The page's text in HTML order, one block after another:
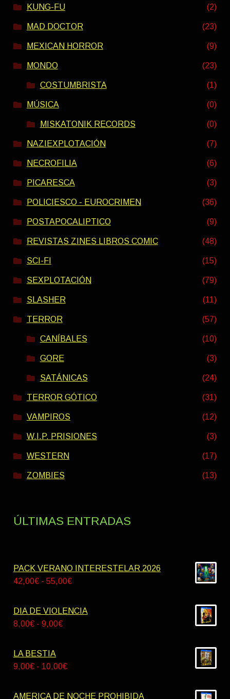
KUNG-FU (2)
MAD DOCTOR (23)
MEXICAN HORROR (9)
MONDO (23)
COSTUMBRISTA (1)
MÚSICA (0)
MISKATONIK RECORDS (0)
NAZIEXPLOTACIÓN (7)
NECROFILIA (6)
PICARESCA (3)
POLICIESCO - EUROCRIMEN (36)
POSTAPOCALIPTICO (9)
REVISTAS ZINES LIBROS COMIC (48)
SCI-FI (15)
SEXPLOTACIÓN (79)
SLASHER (11)
TERROR (57)
CANÍBALES (10)
GORE (3)
SATÁNICAS (24)
TERROR GÓTICO (31)
VAMPIROS (12)
W.I.P. PRISIONES (3)
WESTERN (17)
ZOMBIES (13)
ÚLTIMAS ENTRADAS
PACK VERANO INTERESTELAR 2026
42,00€ - 55,00€Rango
precios:
DIA DE VIOLENCIA
8,00€ - 9,00€Rango
desde
LA BESTIA
9,00€ - 10,00€Rango
precios:
AMERICA DE NOCHE PROHIBIDA